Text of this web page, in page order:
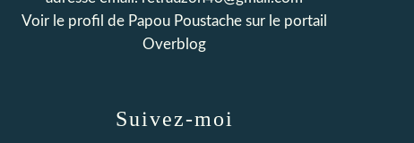
Voir le profil de Papou Poustache sur le portail
Overblog
Suivez-moi